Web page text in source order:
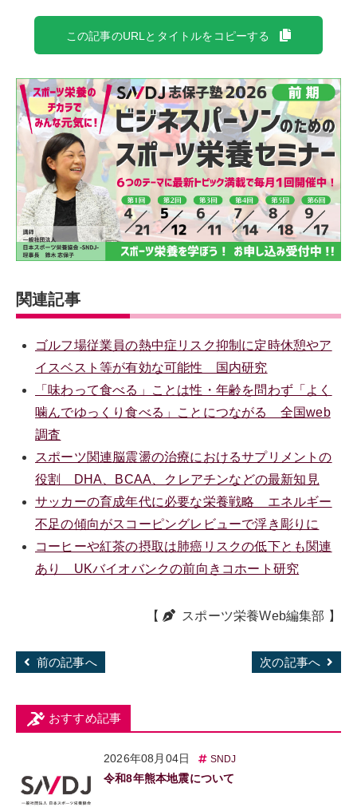
この記事のURLとタイトルをコピーする
関連記事
ゴルフ場従業員の熱中症リスク抑制に定時休憩やア
イスベスト等が有効な可能性 国内研究
「味わって食べる」ことは性・年齢を問わず「よく
噛んでゆっくり食べる」ことにつながる 全国web
調査
スポーツ関連脳震盪の治療におけるサプリメントの
役割 DHA、BCAA、クレアチンなどの最新知見
サッカーの育成年代に必要な栄養戦略 エネルギー
不足の傾向がスコーピングレビューで浮き彫りに
コーヒーや紅茶の摂取は肺癌リスクの低下とも関連
あり UKバイオバンクの前向きコホート研究
【 スポーツ栄養Web編集部 】
前の記事へ 次の記事へ
おすすめ記事
2026年08月04日 SNDJ
令和8年熊本地震について